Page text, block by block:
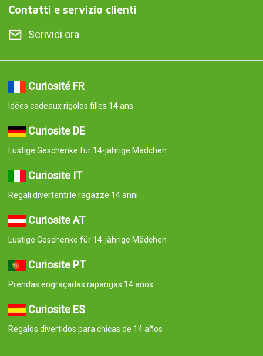
Contatti e servizio clienti
Scrivici ora
Curiosité FR
Idées cadeaux rigolos filles 14 ans
Curiosite DE
Lustige Geschenke für 14-jährige Mädchen
Curiosite IT
Regali divertenti le ragazze 14 anni
Curiosite AT
Lustige Geschenke für 14-jährige Mädchen
Curiosite PT
Prendas engraçadas raparigas 14 anos
Curiosite ES
Regalos divertidos para chicas de 14 años